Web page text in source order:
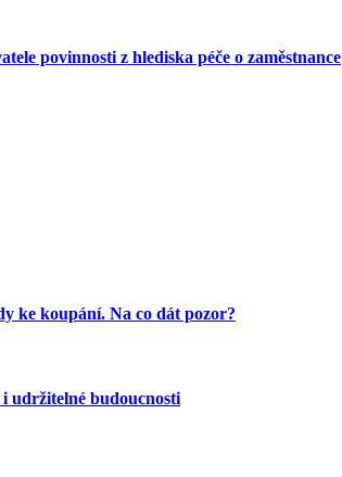
povinnosti z hlediska péče o zaměstnance
ke koupání. Na co dát pozor?
udržitelné budoucnosti